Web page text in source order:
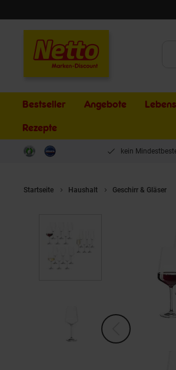
Bestseller Angebote
Rezepte
kein
Startseite Haushalt Geschirr & Gläser